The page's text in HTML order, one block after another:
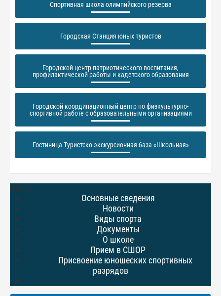
Спортивная школа олимпийского резерва
Городская Станция юных туристов
Городской центр патриотического воспитания,
профилактической работы и кадетского образования
Городской координационный центр по физкультурно-
спортивной работе с образовательными организациями
Гостиница Туристско-экскурсионная база «Школьная»
МЕНЮ
Основные сведения
Новости
Виды спорта
Документы
О школе
Прием в СШОР
Присвоение юношеских спортивных
разрядов